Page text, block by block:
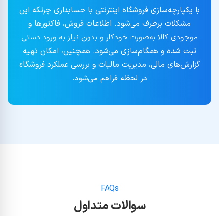
با یکپارچه‌سازی فروشگاه اینترنتی با حسابداری چرتکه این
مشکلات برطرف می‌شود. اطلاعات فروش، فاکتورها و
موجودی کالا به‌صورت خودکار و بدون نیاز به ورود دستی
ثبت شده و همگام‌سازی می‌شود. همچنین، امکان تهیه
گزارش‌های مالی، مدیریت مالیات و بررسی عملکرد فروشگاه
در لحظه فراهم می‌شود.
FAQs
سوالات متداول